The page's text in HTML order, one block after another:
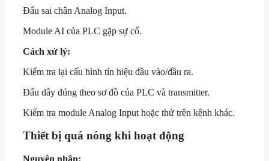
Đấu sai chân Analog Input.
Module AI của PLC gặp sự cố.
Cách xử lý:
Kiểm tra lại cấu hình tín hiệu đầu vào/đầu ra.
Đấu dây đúng theo sơ đồ của PLC và transmitter.
Kiểm tra module Analog Input hoặc thử trên kênh khác.
Thiết bị quá nóng khi hoạt động